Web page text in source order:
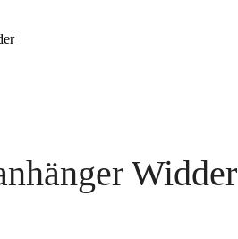
Widder